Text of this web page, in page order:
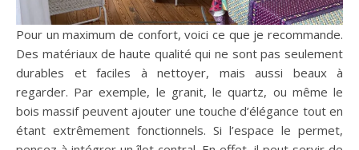
Pour un maximum de confort, voici ce que je recommande.
Des matériaux de haute qualité qui ne sont pas seulement
durables et faciles à nettoyer, mais aussi beaux à
regarder. Par exemple, le granit, le quartz, ou même le
bois massif peuvent ajouter une touche d’élégance tout en
étant extrêmement fonctionnels. Si l’espace le permet,